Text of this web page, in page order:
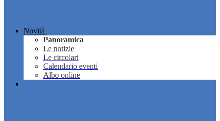
Novità
Panoramica
Le notizie
Le circolari
Calendario eventi
Albo online